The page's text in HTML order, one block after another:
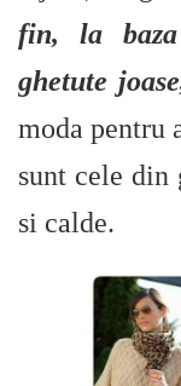
fin, la
ghetute
moda pentru
sunt cele din
si calde.